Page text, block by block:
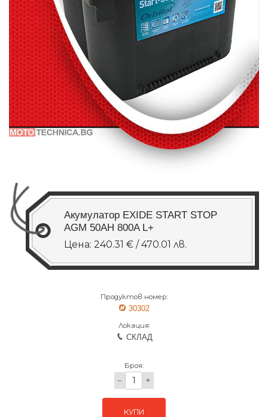
Акумулатор EXIDE START STOP
AGM 50AH 800A L+
Цена: 240.31 € / 470.01 лв.
Продуктов номер:
30302
Локация:
СКЛАД
Броя:
− +
КУПИ